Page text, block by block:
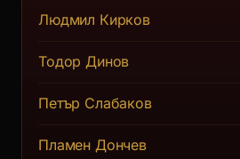
Иконостасът
Краят на ХIХ в. В малък
Людмил Кирков
Тодор Динов
Петър Слабаков
Пламен Дончев